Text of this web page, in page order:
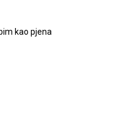
kao pjena